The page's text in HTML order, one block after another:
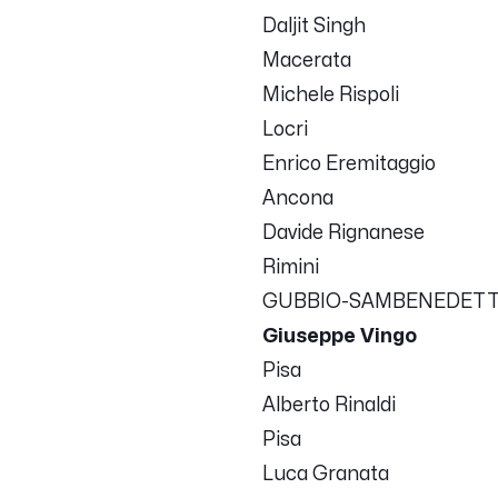
Daljit Singh
Macerata
Michele Rispoli
Locri
Enrico Eremitaggio
Ancona
Davide Rignanese
Rimini
GUBBIO-
Giuseppe Vingo
Pisa
Alberto Rinaldi
Pisa
Luca Granata